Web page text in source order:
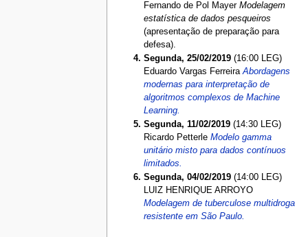
Fernando de Pol MayerModelagem
estatística de dados pesqueiros
(apresentação de preparação para
defesa).
Segunda, 25/02/2019 (16:00 LEG)
Eduardo Vargas FerreiraAbordagens
modernas para interpretação de
algoritmos complexos de Machine
Learning.
Segunda, 11/02/2019 (14:30 LEG)
Ricardo PetterleModelo gamma
unitário misto para dados contínuos
limitados.
Segunda, 04/02/2019 (14:00 LEG)
LUIZ HENRIQUE ARROYO
Modelagem de tuberculose multidroga
resistente em São Paulo.